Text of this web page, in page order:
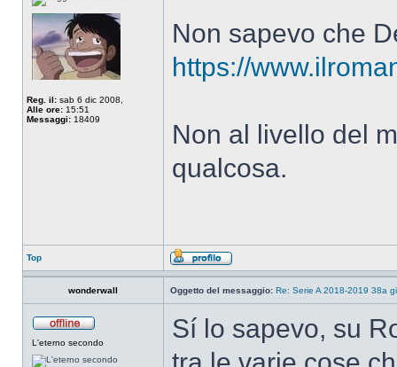
Reg. il: sab 6 dic 2008,
Alle ore: 15:51
Messaggi: 18409
Non sapevo che
https://
Non al livello del
qualcosa.
Top
wonderwall Oggetto del messaggio: Re: Serie A 2018-2019 38a
L'eterno secondo
Sí lo sapevo, su